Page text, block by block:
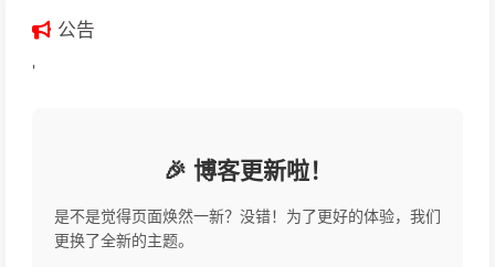
公告
'
🎉 博客更新啦！
是不是觉得页面焕然一新？没错！为了更好的体验，我们
更换了全新的主题。